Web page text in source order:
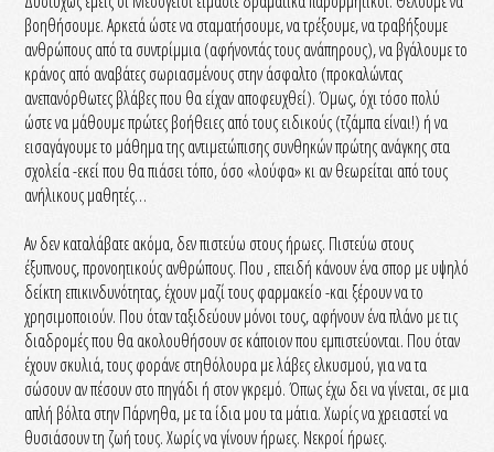
βοηθήσουμε. Αρκετά ώστε να σταματήσουμε, να τρέξουμε, να τραβήξουμε
ανθρώπους από τα συντρίμμια (αφήνοντάς τους ανάπηρους), να βγάλουμε το
κράνος από αναβάτες σωριασμένους στην άσφαλτο (προκαλώντας
ανεπανόρθωτες βλάβες που θα είχαν αποφευχθεί). Όμως, όχι τόσο πολύ
ώστε να μάθουμε πρώτες βοήθειες από τους ειδικούς (τζάμπα είναι!) ή να
εισαγάγουμε το μάθημα της αντιμετώπισης συνθηκών πρώτης ανάγκης στα
σχολεία -εκεί που θα πιάσει τόπο, όσο «λούφα» κι αν θεωρείται από τους
ανήλικους μαθητές…
Αν δεν καταλάβατε ακόμα, δεν πιστεύω στους ήρωες. Πιστεύω στους
έξυπνους, προνοητικούς ανθρώπους. Που , επειδή κάνουν ένα σπορ με υψηλό
δείκτη επικινδυνότητας, έχουν μαζί τους φαρμακείο -και ξέρουν να το
χρησιμοποιούν. Που όταν ταξιδεύουν μόνοι τους, αφήνουν ένα πλάνο με τις
διαδρομές που θα ακολουθήσουν σε κάποιον που εμπιστεύονται. Που όταν
έχουν σκυλιά, τους φοράνε στηθόλουρα με λάβες ελκυσμού, για να τα
σώσουν αν πέσουν στο πηγάδι ή στον γκρεμό. Όπως έχω δει να γίνεται, σε μια
απλή βόλτα στην Πάρνηθα, με τα ίδια μου τα μάτια. Χωρίς να χρειαστεί να
θυσιάσουν τη ζωή τους. Χωρίς να γίνουν ήρωες. Νεκροί ήρωες.